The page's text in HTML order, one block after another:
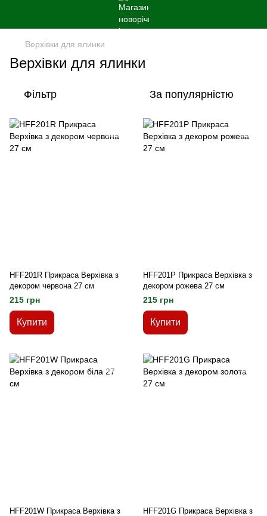
Верхiвки для ялинки
Верхiвки для ялинки
Фільтр За популярністю
HFF201R Прикраса Верхівка з
декором червона 27 см
215 грн
Купити
HFF201P Прикраса Верхівка з
декором рожева 27 см
215 грн
Купити
HFF201W Прикраса Верхівка з
HFF201G Прикраса Верхівка з